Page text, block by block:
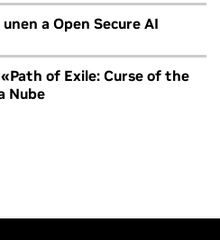
a Open Secure AI
of Exile: Curse of the
Nube